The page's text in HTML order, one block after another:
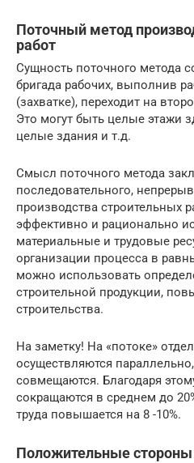
Поточный метод
работ
Сущность поточного метода
бригада рабочих, выполнив
(захватке), переходит на
Это могут быть целые этажи
целые здания и т.д.
Смысл поточного метода
последовательного,
производства строительных
эффективно и рационально
материальные и трудовые
организации процесса в
можно использовать
строительной продукции,
строительства.
На заметку! На «потоке»
осуществляются
совмещаются. Благодаря
сокращаются в среднем до
труда повышается на 8 -10%.
Положительные стороны